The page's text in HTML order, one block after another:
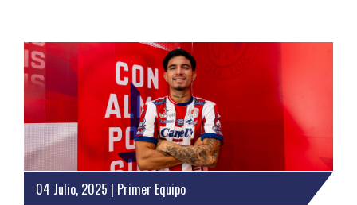
04 Julio, 2025 | Primer Equipo